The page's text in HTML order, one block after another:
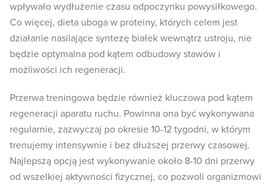
wpływało wydłużenie czasu odpoczynku powysiłkowego.
Co więcej, dieta uboga w proteiny, których celem jest
działanie nasilające syntezę białek wewnątrz ustroju, nie
będzie optymalna pod kątem odbudowy stawów i
możliwości ich regeneracji.
Przerwa treningowa będzie również kluczowa pod kątem
regeneracji aparatu ruchu. Powinna ona być wykonywana
regularnie, zazwyczaj po okresie 10-12 tygodni, w którym
trenujemy intensywnie i bez dłuższej przerwy czasowej.
Najlepszą opcją jest wykonywanie około 8-10 dni przerwy
od wszelkiej aktywności fizycznej, co pozwoli organizmowi